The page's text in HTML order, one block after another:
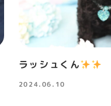
ラッシュくん
投稿日
2024.06.10